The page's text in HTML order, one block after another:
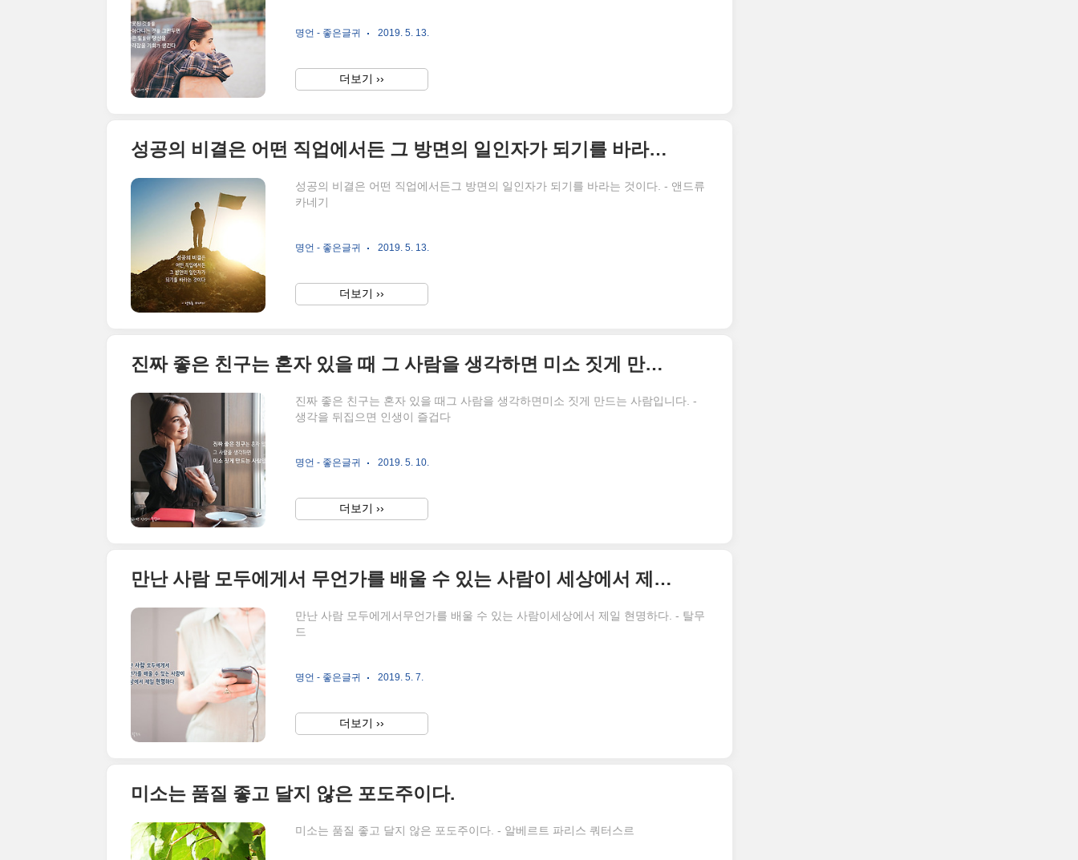
명언 - 좋은글귀 2019. 5. 13.
더보기 ››
성공의 비결은 어떤 직업에서든 그 방면의 일인자가 되기를 바라는 것이다.
성공의 비결은 어떤 직업에서든그 방면의 일인자가 되기를 바라는 것이다. - 앤드류
카네기
명언 - 좋은글귀 2019. 5. 13.
더보기 ››
진짜 좋은 친구는 혼자 있을 때 그 사람을 생각하면 미소 짓게 만드는 사람입니다.
진짜 좋은 친구는 혼자 있을 때그 사람을 생각하면미소 짓게 만드는 사람입니다. -
생각을 뒤집으면 인생이 즐겁다
명언 - 좋은글귀 2019. 5. 10.
더보기 ››
만난 사람 모두에게서 무언가를 배울 수 있는 사람이 세상에서 제일 현명하다.
만난 사람 모두에게서무언가를 배울 수 있는 사람이세상에서 제일 현명하다. - 탈무
드
명언 - 좋은글귀 2019. 5. 7.
더보기 ››
미소는 품질 좋고 달지 않은 포도주이다.
미소는 품질 좋고 달지 않은 포도주이다. - 알베르트 파리스 쿼터스르